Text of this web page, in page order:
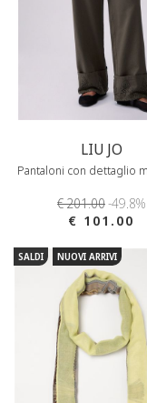
LIU JO
Pantaloni con dettaglio
€ 201.00-49.8%
€ 101.00
SALDI NUOVI ARRIVI